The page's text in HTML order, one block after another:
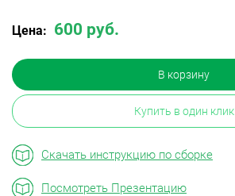
Цена: 600 руб.
В корзину
Купить в один клик
Скачать инструкцию по сборке
Посмотреть Презентацию